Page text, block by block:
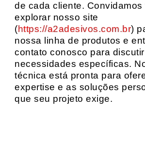
de cada cliente. Convidamos
explorar nosso site
(https://a2adesivos.com.br)
nossa linha de produtos e
contato conosco para
necessidades específicas.
técnica está pronta para
expertise e as soluções
que seu projeto exige.